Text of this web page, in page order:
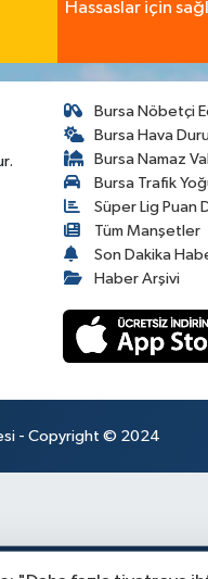
Hassaslar için
Bursa Nöbetçi
Bursa Hava
Bursa Namaz
Bursa Trafik
Süper Lig Puan
Tüm Manşetler
Son Dakika
Haber Arşivi
- Copyright © 2024